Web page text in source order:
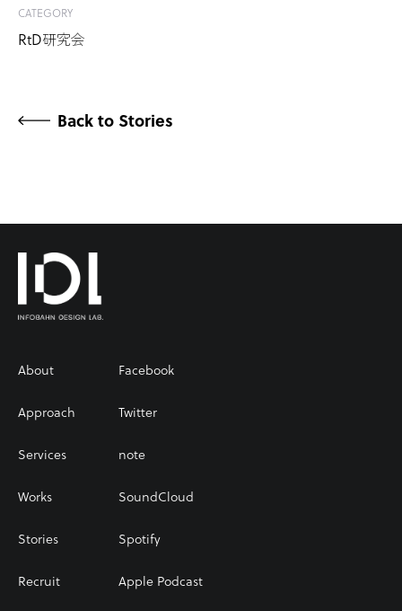
CATEGORY
RtD研究会
Back to Stories
About
Approach
Services
Works
Stories
Recruit
Facebook
Twitter
note
SoundCloud
Spotify
Apple Podcast